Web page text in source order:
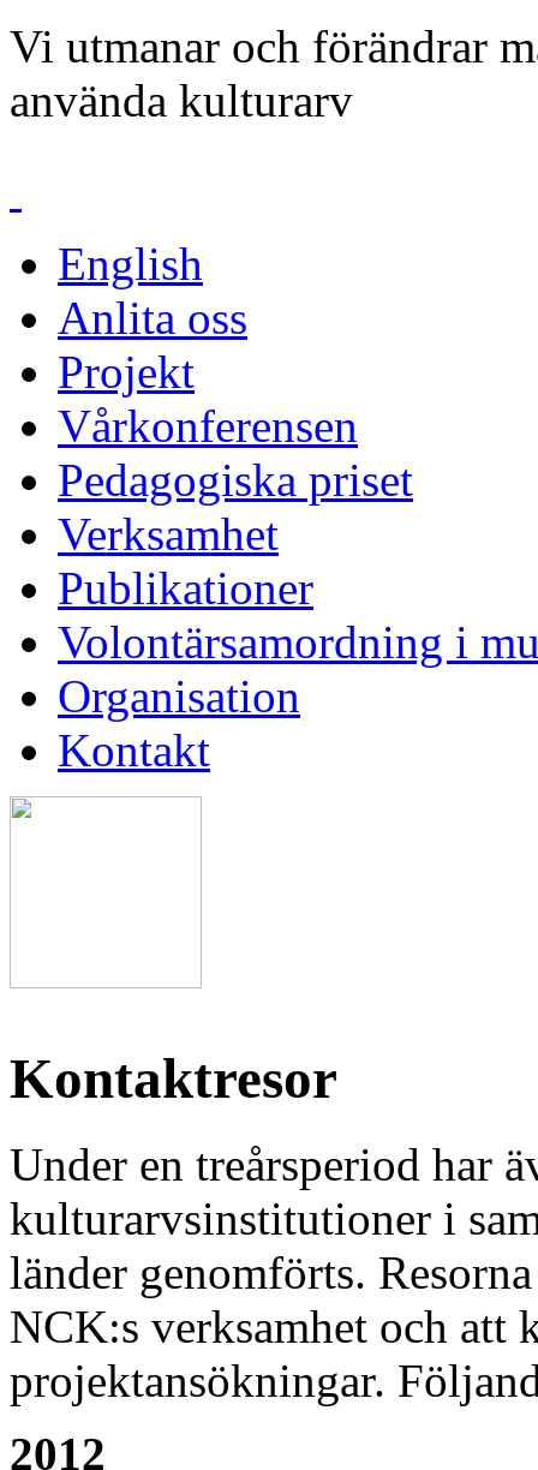
Vi utmanar och förändrar
använda kulturarv
English
Anlita oss
Projekt
Vårkonferensen
Pedagogiska priset
Verksamhet
Publikationer
Volontärsamordning i
Organisation
Kontakt
Kontaktresor
Under en treårsperiod har
kulturarvsinstitutioner i
länder genomförts.
NCK:s verksamhet och att
projektansökningar.
2012